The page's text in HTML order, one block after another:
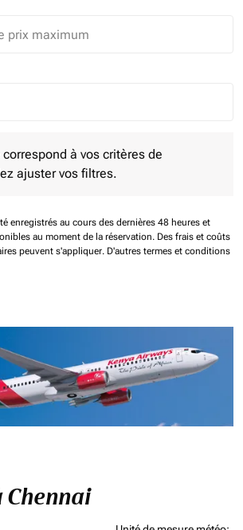
Round trip Selected
à vos critères de
ajuster vos filtres.
enregistrés au cours des dernières 48 heures et
au moment de la réservation. Des frais et coûts
peuvent s'appliquer. D'autres termes et conditions
Chennai